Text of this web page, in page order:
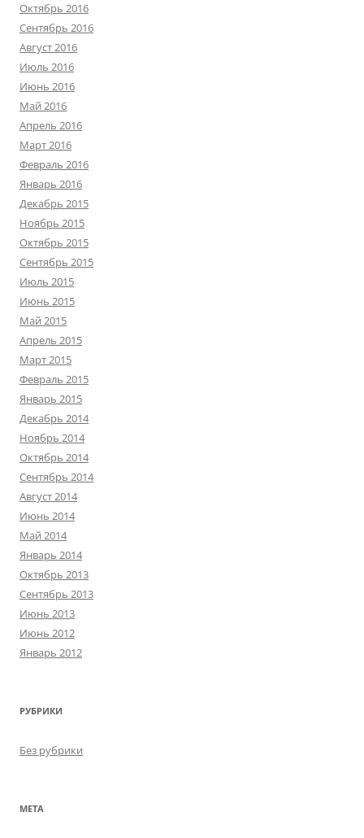
Октябрь 2016
Сентябрь 2016
Август 2016
Июль 2016
Июнь 2016
Май 2016
Апрель 2016
Март 2016
Февраль 2016
Январь 2016
Декабрь 2015
Ноябрь 2015
Октябрь 2015
Сентябрь 2015
Июль 2015
Июнь 2015
Май 2015
Апрель 2015
Март 2015
Февраль 2015
Январь 2015
Декабрь 2014
Ноябрь 2014
Октябрь 2014
Сентябрь 2014
Август 2014
Июнь 2014
Май 2014
Январь 2014
Октябрь 2013
Сентябрь 2013
Июнь 2013
Июнь 2012
Январь 2012
РУБРИКИ
Без рубрики
МЕТА